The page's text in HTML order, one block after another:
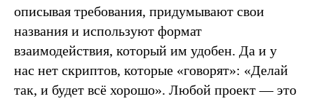
описывая требования, придумывают свои
названия и используют формат
взаимодействия, который им удобен. Да и у
нас нет скриптов, которые «говорят»: «Делай
так, и будет всё хорошо». Любой проект — это